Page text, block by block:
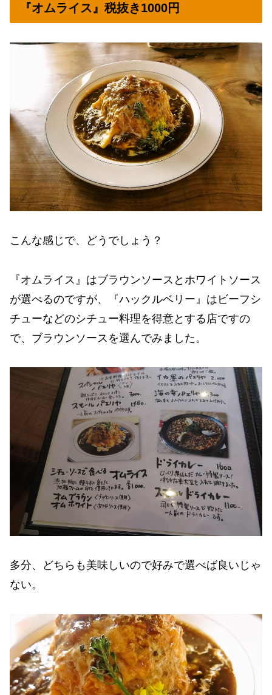
『オムライス』税抜き1000円
こんな感じで、どうでしょう？
『オムライス』はブラウンソースとホワイトソース
が選べるのですが、『ハックルベリー』はビーフシ
チューなどのシチュー料理を得意とする店ですの
で、ブラウンソースを選んでみました。
多分、どちらも美味しいので好みで選べば良いじゃ
ない。